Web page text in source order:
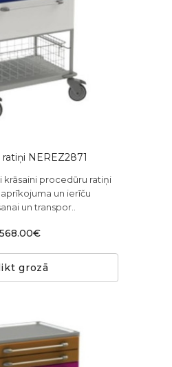
NEREZ2871
krāsaini procedūru ratiņi
un ierīču
un transpor..
grozā